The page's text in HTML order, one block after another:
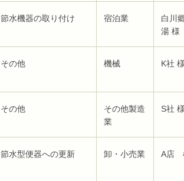
節水機器の取り付け 宿泊業
白川
湯 様
その他 機械 K社
その他
その他製造
業
S社
節水型便器への更新 卸・小売業 A店